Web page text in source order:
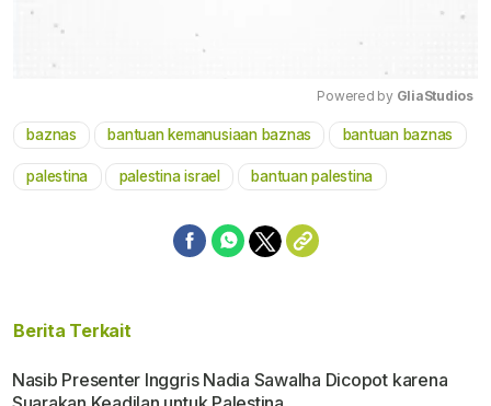
Mute
Powered by GliaStudios
baznas bantuan kemanusiaan baznas bantuan baznas
palestina palestina israel bantuan palestina
Berita Terkait
Nasib Presenter Inggris Nadia Sawalha Dicopot karena